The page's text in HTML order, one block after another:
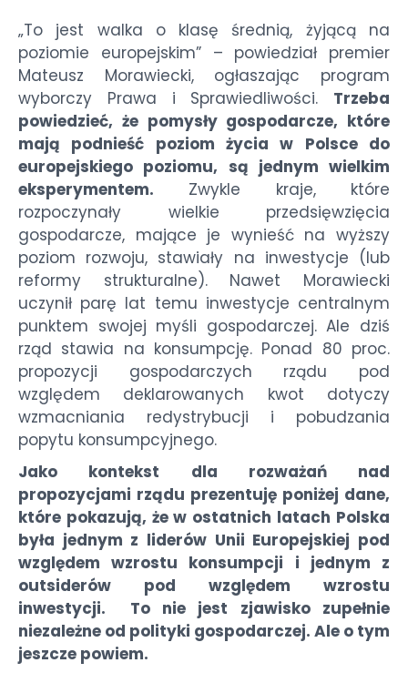
„To jest walka o klasę średnią, żyjącą na
poziomie europejskim” – powiedział premier
Mateusz Morawiecki, ogłaszając program
wyborczy Prawa i Sprawiedliwości. Trzeba
powiedzieć, że pomysły gospodarcze, które
mają podnieść poziom życia w Polsce do
europejskiego poziomu, są jednym wielkim
eksperymentem. Zwykle kraje, które
rozpoczynały wielkie przedsięwzięcia
gospodarcze, mające je wynieść na wyższy
poziom rozwoju, stawiały na inwestycje (lub
reformy strukturalne). Nawet Morawiecki
uczynił parę lat temu inwestycje centralnym
punktem swojej myśli gospodarczej. Ale dziś
rząd stawia na konsumpcję. Ponad 80 proc.
propozycji gospodarczych rządu pod
względem deklarowanych kwot dotyczy
wzmacniania redystrybucji i pobudzania
popytu konsumpcyjnego.
Jako kontekst dla rozważań nad
propozycjami rządu prezentuję poniżej dane,
które pokazują, że w ostatnich latach Polska
była jednym z liderów Unii Europejskiej pod
względem wzrostu konsumpcji i jednym z
outsiderów pod względem wzrostu
inwestycji. To nie jest zjawisko zupełnie
niezależne od polityki gospodarczej. Ale o tym
jeszcze powiem.